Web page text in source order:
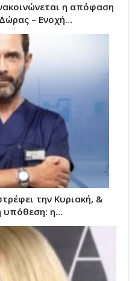
η απόφαση
– Ενοχή…
την Κυριακή, &
υπόθεση: η…